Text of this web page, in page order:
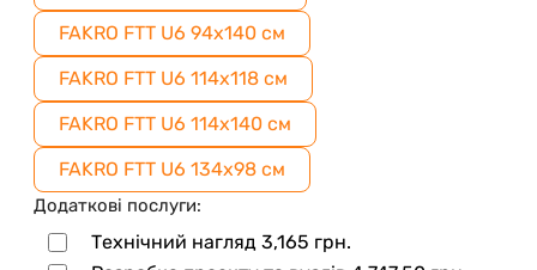
FAKRO FTT U6 94x140 см
FAKRO FTT U6 114x118 см
FAKRO FTT U6 114x140 см
FAKRO FTT U6 134x98 см
Додаткові послуги:
Технічний нагляд 3,165 грн.